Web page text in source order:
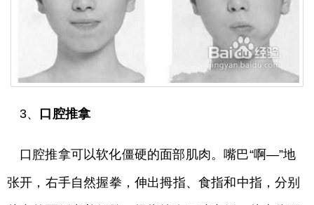
3、 口腔推拿
口腔推拿可以软化僵硬的面部肌肉。嘴巴“啊—”地
张开，右手自然握拳，伸出拇指、食指和中指，分别